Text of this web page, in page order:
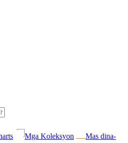
Mga Koleksyon
Mas dina-